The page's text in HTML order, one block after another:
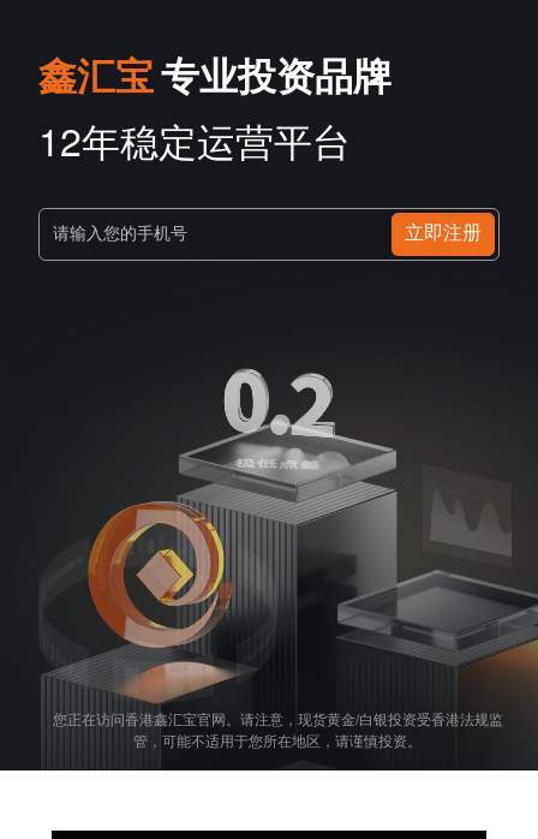
鑫汇宝专业投资品牌
12年稳定运营平台
请输入您的手机号 立即注册
您正在访问香港鑫汇宝官网。请注意，现货黄金/白银投资受香港法规监
管，可能不适用于您所在地区，请谨慎投资。